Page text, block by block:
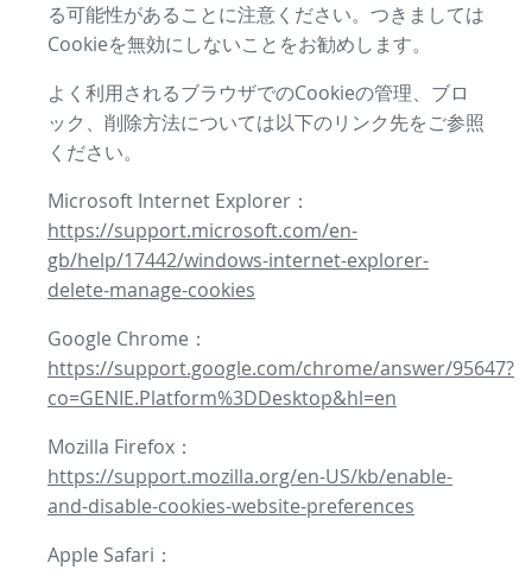
る可能性があることに注意ください。つきましては
Cookieを無効にしないことをお勧めします。
よく利用されるブラウザでのCookieの管理、ブロ
ック、削除方法については以下のリンク先をご参照
ください。
Microsoft Internet Explorer：
https://support.microsoft.com/en-
gb/help/17442/windows-internet-explorer-
delete-manage-cookies
Google Chrome：
https://support.google.com/chrome/answer/95647?
co=GENIE.Platform%3DDesktop&hl=en
Mozilla Firefox：
https://support.mozilla.org/en-US/kb/enable-
and-disable-cookies-website-preferences
Apple Safari：